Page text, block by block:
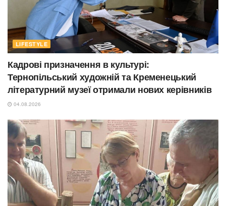
LIFESTYLE
Кадрові призначення в культурі:
Тернопільський художній та Кременецький
літературний музеї отримали нових керівників
04.08.2026